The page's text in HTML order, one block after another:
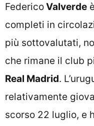
FedericoValverde
completi in
più sottovalutati,
che rimane il club
Real Madrid.
relativamente
scorso 22 luglio, e